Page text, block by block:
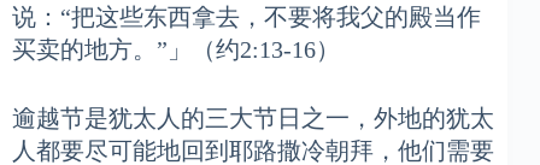
说：“把这些东西拿去，不要将我父的殿当作
买卖的地方。”」（约2:13-16）
逾越节是犹太人的三大节日之一，外地的犹太
人都要尽可能地回到耶路撒冷朝拜，他们需要